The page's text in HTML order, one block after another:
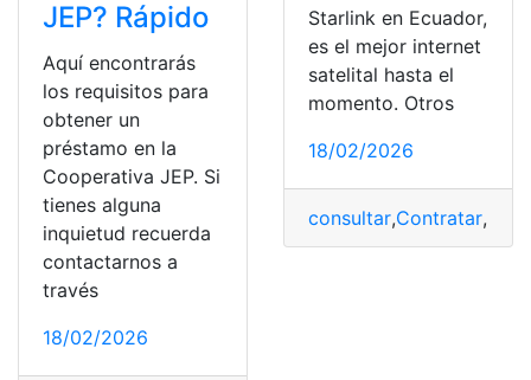
JEP? Rápido
Aquí encontrarás
los requisitos para
obtener un
préstamo en la
Cooperativa JEP. Si
tienes alguna
inquietud recuerda
contactarnos a
través
18/02/2026
Starlink en Ecuador,
es el mejor internet
satelital hasta el
momento. Otros
18/02/2026
consultar,Contratar,